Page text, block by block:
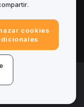
cookies